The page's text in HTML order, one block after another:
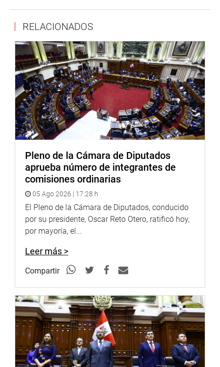
“Nosotros tenemos un Reglamento que es específico y un
cronograma que estamos cumpliendo desde un principio.
Si acogiéramos a todos los pedidos que nos hacen los
congresistas -y en especial este que nos hace la
congresista Lizárraga- estaríamos paralizando todo el
país, porque todas las comisiones ordinarias y especiales
del Congreso estarían detenidas, incluyendo el Tribunal
Constitucional que tendría que paralizar”, señaló.
Lima, 12 de noviembre de 2020
PRENSA-CONGRESO
RELACIONADOS
Pleno de la Cámara de Diputados
aprueba número de integrantes de
comisiones ordinarias
05 Ago 2026 | 17:28 h
El Pleno de la Cámara de Diputados, conducido
por su presidente, Oscar Reto Otero, ratificó hoy,
por mayoría, el...
Leer más >
Compartir